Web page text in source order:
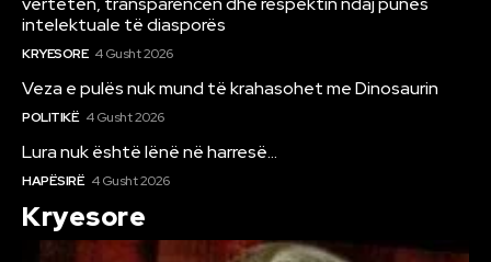
intelektuale të diasporës
KRYESORE 4 Gusht 2026
Veza e pulës nuk mund të krahasohet me Dinosaurin
POLITIKË 4 Gusht 2026
Lura nuk është lënë në harresë…
HAPËSIRË 4 Gusht 2026
Kryesore